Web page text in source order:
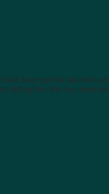
được giới trẻ yêu thích
những bức ảnh cực sang